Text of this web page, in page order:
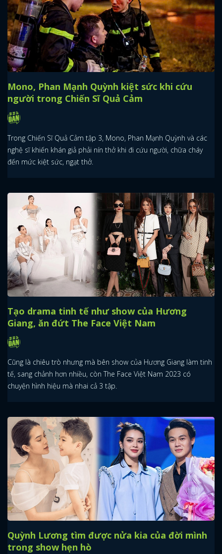
Mono, Phan Mạnh Quỳnh kiệt sức khi cứu
người trong Chiến Sĩ Quả Cảm
Trong Chiến Sĩ Quả Cảm tập 3, Mono, Phan Mạnh Quỳnh và các
nghệ sĩ khiến khán giả phải nín thở khi đi cứu người, chữa cháy
đến mức kiệt sức, ngạt thở.
Tạo drama tinh tế như show của Hương
Giang, ăn đứt The Face Việt Nam
Cũng là chiêu trò nhưng mà bên show của Hương Giang làm tinh
tế, sang chảnh hơn nhiều, còn The Face Việt Nam 2023 có
chuyện hình hiệu mà nhai cả 3 tập.
Quỳnh Lương tìm được nửa kia của đời mình
trong show hẹn hò